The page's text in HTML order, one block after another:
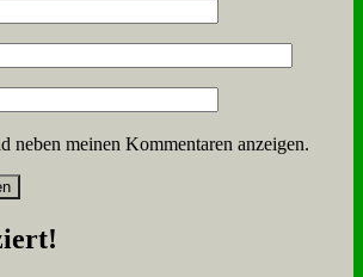
neben meinen Kommentaren anzeigen.